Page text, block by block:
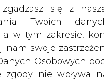
się z
Twoich
w tym zakresie,
nam swoje
Osobowych
zgody nie wpływa